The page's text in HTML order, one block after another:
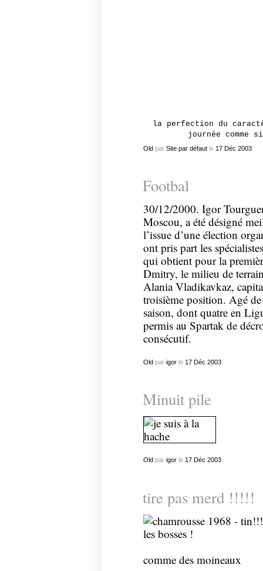
la perfection du
journée
Oldpar Site par défautle 17 Déc 2003
Footbal
30/12/2000. Igor
Moscou, a été désigné
l’issue d’une élection
ont pris part les
qui obtient pour la
Dmitry, le milieu de
Alania Vladikavkaz,
troisième position. Agé
saison, dont quatre en
permis au Spartak de
consécutif.
Oldpar igorle 17 Déc 2003
Minuit pile
Old par igorle 17 Déc 2003
tire pas merd !!!!!
comme des moineaux